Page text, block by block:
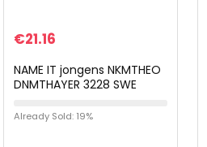
€21.16
NAME IT jongens NKMTHEO
DNMTHAYER 3228 SWE
DNMTHAYER 3228 SWE
Already Sold: 19%